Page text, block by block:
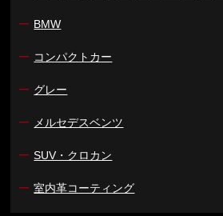
ー BMW
ー コンパクトカー
ー グレー
ー メルセデスベンツ
ー SUV・クロカン
ー 室内革コーティング